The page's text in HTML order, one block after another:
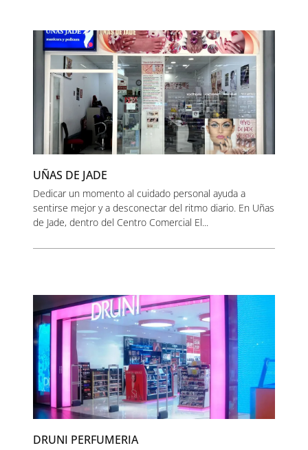
UÑAS DE JADE
Dedicar un momento al cuidado personal ayuda a
sentirse mejor y a desconectar del ritmo diario. En Uñas
de Jade, dentro del Centro Comercial El...
DRUNI PERFUMERIA